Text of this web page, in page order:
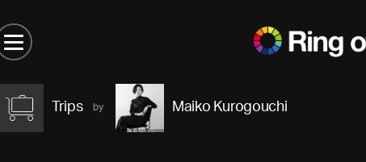
Trips Maiko Kurogouchi